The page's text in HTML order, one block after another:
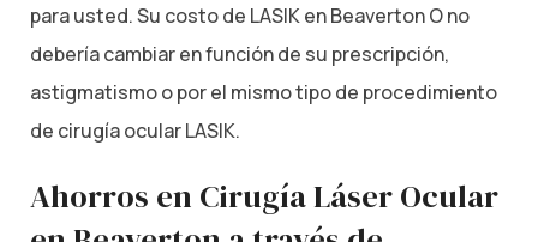
para usted. Su costo de LASIK en Beaverton O no
debería cambiar en función de su prescripción,
astigmatismo o por el mismo tipo de procedimiento
de cirugía ocular LASIK.
Ahorros en Cirugía Láser Ocular